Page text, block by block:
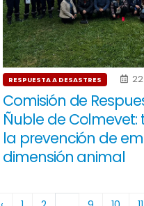
RESPUESTA A DESASTRES
Comisión de
Ñuble de
la prevención de
dimensión animal